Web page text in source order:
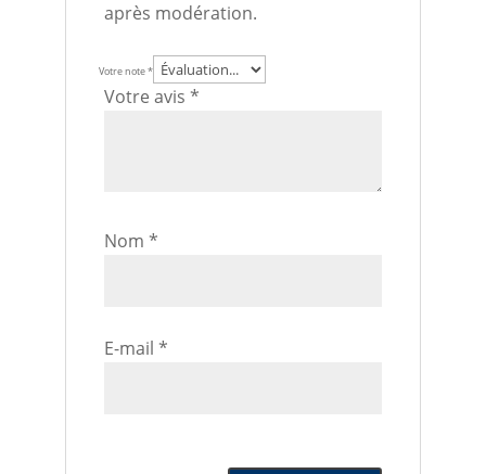
après modération.
Votre note*
Votre avis *
Nom *
E-mail *